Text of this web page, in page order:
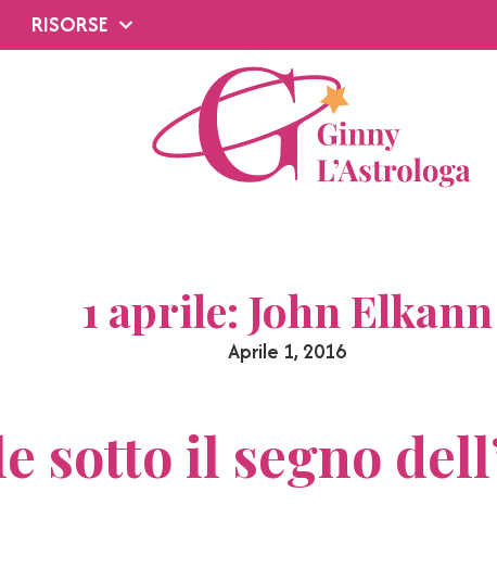
RISORSE
1 aprile: John Elkann
Aprile 1, 2016
sotto il segno